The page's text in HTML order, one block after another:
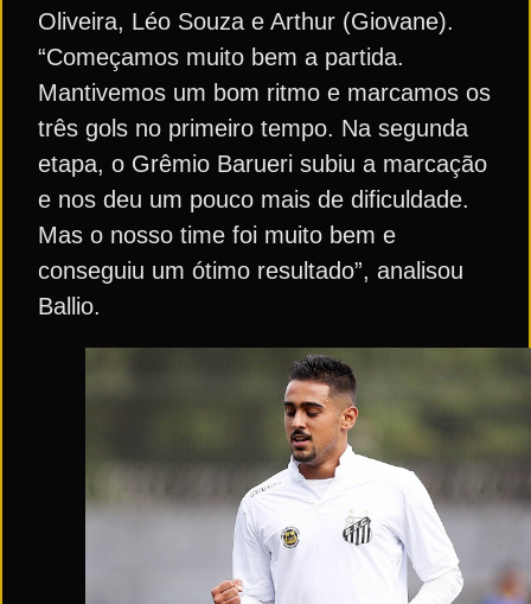
Oliveira, Léo Souza e Arthur (Giovane).
“Começamos muito bem a partida.
Mantivemos um bom ritmo e marcamos os
três gols no primeiro tempo. Na segunda
etapa, o Grêmio Barueri subiu a marcação
e nos deu um pouco mais de dificuldade.
Mas o nosso time foi muito bem e
conseguiu um ótimo resultado”, analisou
Ballio.